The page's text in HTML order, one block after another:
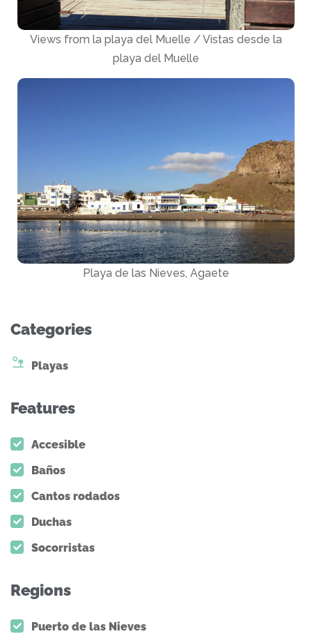
Views from la playa del Muelle / Vistas desde la
playa del Muelle
Playa de las Nieves, Agaete
Categories
Playas
Features
Accesible
Baños
Cantos rodados
Duchas
Socorristas
Regions
Puerto de las Nieves